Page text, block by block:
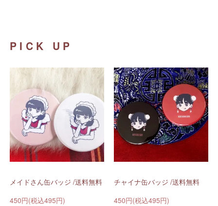
PICK UP
メイドさん缶バッジ /送料無料
450円(税込495円)
チャイナ缶バッジ /送料無料
450円(税込495円)